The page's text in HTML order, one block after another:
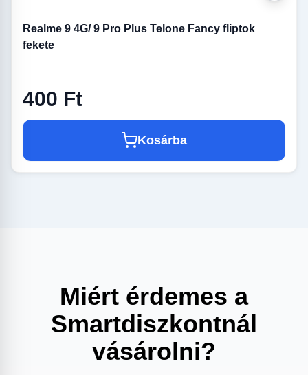
Realme 9 4G/ 9 Pro Plus Telone Fancy fliptok
fekete
400 Ft
Kosárba
Miért érdemes a
Smartdiszkontnál
vásárolni?